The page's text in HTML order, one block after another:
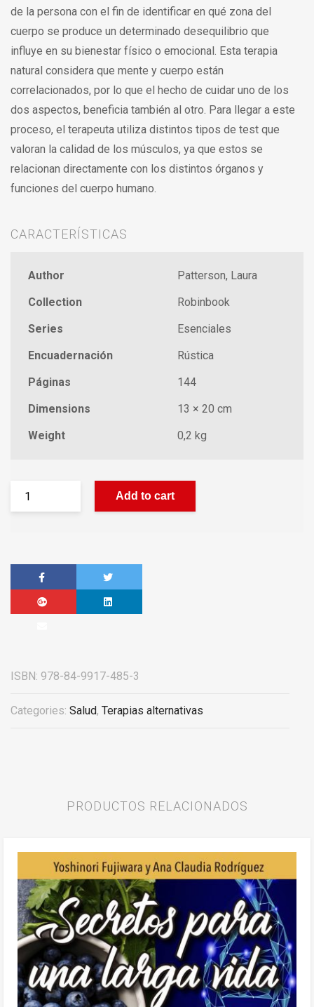
de la persona con el fin de identificar en qué zona del
cuerpo se produce un determinado desequilibrio que
influye en su bienestar físico o emocional. Esta terapia
natural considera que mente y cuerpo están
correlacionados, por lo que el hecho de cuidar uno de los
dos aspectos, beneficia también al otro. Para llegar a este
proceso, el terapeuta utiliza distintos tipos de test que
valoran la calidad de los músculos, ya que estos se
relacionan directamente con los distintos órganos y
funciones del cuerpo humano.
CARACTERÍSTICAS
Author
Patterson, Laura
Collection
Robinbook
Series
Esenciales
Encuadernación
Rústica
Páginas
144
Dimensions
13 × 20 cm
Weight
0,2 kg
Add to cart
ISBN: 978-84-9917-485-3
Categories: Salud, Terapias alternativas
PRODUCTOS RELACIONADOS